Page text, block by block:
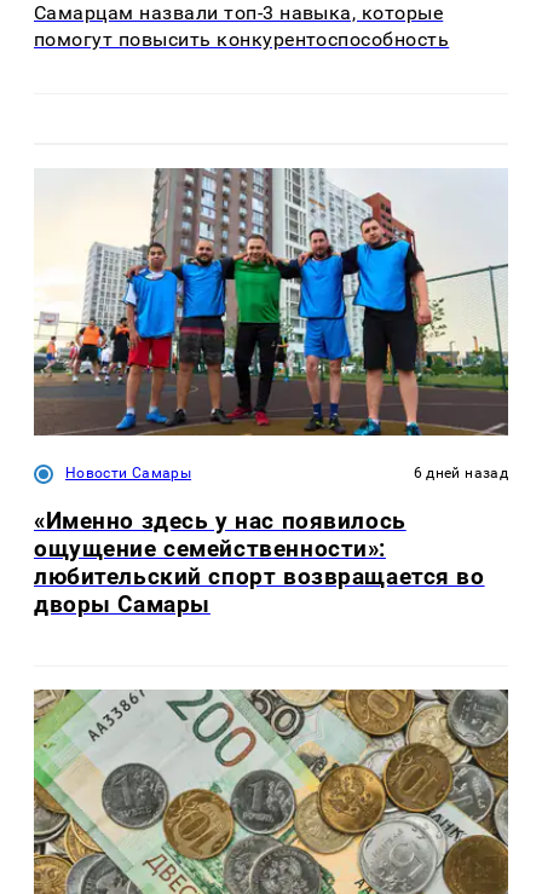
Самарцам назвали топ-3 навыка, которые
помогут повысить конкурентоспособность
Новости Самары 6 дней назад
«Именно здесь у нас появилось
ощущение семейственности»:
любительский спорт возвращается во
дворы Самары